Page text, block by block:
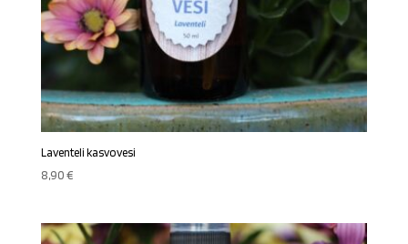
Laventeli kasvovesi
8,90€